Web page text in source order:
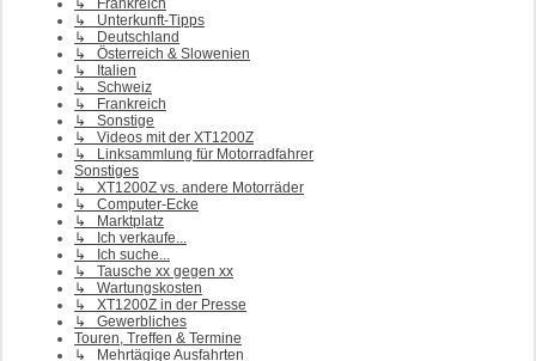
↳ Frankreich
↳ Unterkunft-Tipps
↳ Deutschland
↳ Österreich & Slowenien
↳ Italien
↳ Schweiz
↳ Frankreich
↳ Sonstige
↳ Videos mit der XT1200Z
↳ Linksammlung für Motorradfahrer
Sonstiges
↳ XT1200Z vs. andere Motorräder
↳ Computer-Ecke
↳ Marktplatz
↳ Ich verkaufe...
↳ Ich suche...
↳ Tausche xx gegen xx
↳ Wartungskosten
↳ XT1200Z in der Presse
↳ Gewerbliches
Touren, Treffen & Termine
↳ Mehrtägige Ausfahrten